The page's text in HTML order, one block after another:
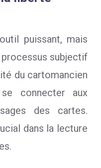
puissant, mais
subjectif
du cartomancien
connecter aux
des cartes.
dans la lecture